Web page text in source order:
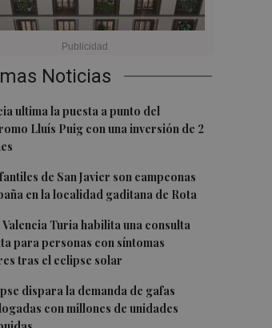
Noticias
ultima la puesta a punto del
Lluís Puig con una inversión de 2
de San Javier son campeonas
en la localidad gaditana de Rota
Valencia Turia habilita una consulta
para personas con síntomas
tras el eclipse solar
dispara la demanda de gafas
con millones de unidades